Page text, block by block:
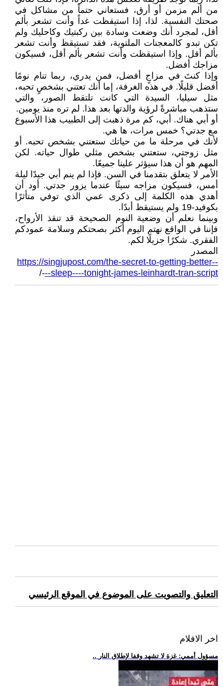
من ألم مزمن أو أرق، فستعاني حتماً من مشاكل في
صحتك النفسية. لذا، إذا استيقظت غداً وأنت تشعر بألم
أقل، لمجرد أنك وضعت وسادة بين ركبتيك وكاحليك ولم
تكن تبدو كالمعجنات الملتوية، فقد تستيقظ وأنت تشعر
بألم أقل. وإذا استيقظت وأنت تشعر بألم أقل، فسيكون
مزاجك أفضل.
وإذا كنتَ في مزاجٍ أفضل، فمن يدري، ربما تنام نومًا
أفضل قليلًا. في هذه الغرفة، إما أنك تعتني بشخصٍ تحبه،
مثل سيليا، السيدة التي كانت تلتقط الصور، والتي
ستذهب مباشرةً لرؤية والدتها بعد هذا. لم تره منذ يومين.
أو أبي هناك. أبي، كم مرة ذهبت إلى الطبيب هذا الأسبوع
مع جدتي؟ خمس مرات، ها هي.
لأنك في مرحلة ما من حياتك ستعتني بشخص تحبه. أو
مثل زوجتي، ستعتني بشخص مثلي طوال حياته. لكن
المهم هو أن هذا سيؤثر علينا جميعًا.
الأمر لا يتعلق بتقدمنا في السن. فإذا لم ينم أبي جيدًا ليلة
أمس، فسيكون مزاجه سيئًا عندما يزور جدتي. أود أن
أهدي هذه الكلمة إلى ذكرى عمي الذي توفي متأثرًا
بكوفيد-19 ولم يستيقظ أبدًا.
وبينما نعلم أن وضعية النوم الصحيحة قد تنقذ الأرواح،
فإننا في الواقع نهتم اليوم أكثر بصحتكم وسلامة عمودكم
الفقري. شكرًا جزيلًا لكم.
المصدر
https://singjupost.com/the-secret-to-getting-better--
--sleep----tonight-james-leinhardt-tran-script
-/
التعليق والتصويت على الموضوع في الموقع الرئيسي
اخر الافلام
.. مسؤول أممي: غزة لا تشهد وقفا لإطلاق النار